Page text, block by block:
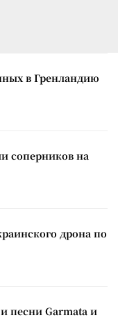
в Гренландию
соперников на
дрона по
песни Garmata и